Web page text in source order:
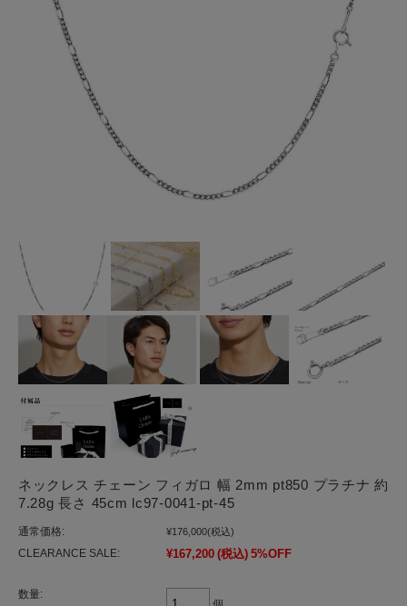
ネックレス チェーン フィガロ 幅 2mm pt850 プラチナ 約
7.28g 長さ 45cm lc97-0041-pt-45
通常価格: ¥176,000(税込)
CLEARANCE SALE: ¥167,200 (税込) 5%OFF
数量: